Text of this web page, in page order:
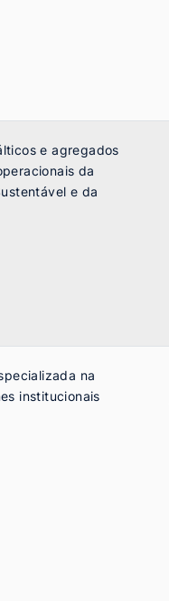
e agregados
da
e da
na
institucionais